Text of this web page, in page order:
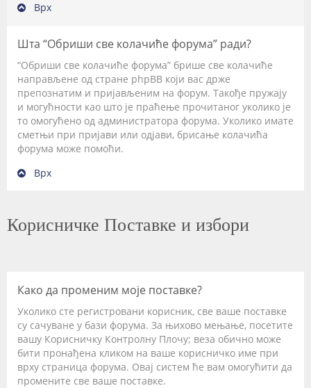
Врх
Шта “Обриши све колачиће форума” ради?
“Обриши све колачиће форума” брише све колачиће
направљене од стране phpBB који вас држе
препознатим и пријављеним на форум. Такође пружају
и могућности као што је праћење прочитаног уколико је
то омогућено од администратора форума. Уколико имате
сметњи при пријави или одјави, брисање колачића
форума може помоћи.
Врх
Корисничке Поставке и избори
Како да променим моје поставке?
Уколико сте регистровани корисник, све ваше поставке
су сачуване у бази форума. За њихово мењање, посетите
вашу Корисничку Контролну Плочу; веза обично може
бити пронађена кликом на ваше корисничко име при
врху страница форума. Овај систем ће вам омогућити да
промените све ваше поставке.